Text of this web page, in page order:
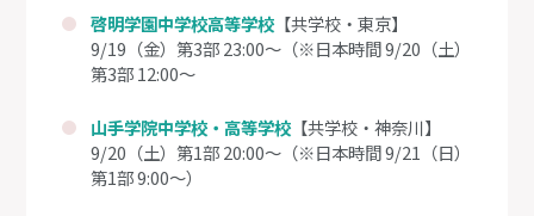
啓明学園中学校高等学校 【共学校・東京】
9/19（金）第3部 23:00～（※日本時間 9/20（土）
第3部 12:00～
山手学院中学校・高等学校 【共学校・神奈川】
9/20（土）第1部 20:00～（※日本時間 9/21（日）
第1部 9:00～）